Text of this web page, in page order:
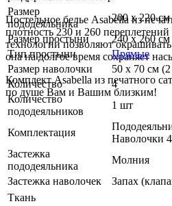
Постельное белье Asabella из
плотность 230 и 260
технологии позволяют
она на долгое время сохраняет
Комплект Asabella из печатного
по душе Вам и Вашим близким!
Размер
пододеяльника
200 х 220 см
Размер простыни
240 х 260 см
Тип простыни
Прямые
Размер наволочки
50 х 70 см
Количество
4
Количество
пододеяльников
1 шт
Комплектация
Наволочки
Застежка
пододеяльника
Молния
Застежка наволочек
Запах
Ткань